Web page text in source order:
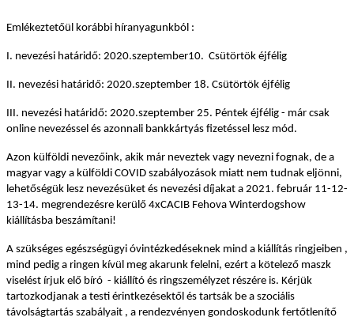
Emlékeztetőül korábbi híranyagunkból :
I. nevezési határidő: 2020.szeptember10. Csütörtök éjfélig
II. nevezési határidő: 2020.szeptember 18. Csütörtök éjfélig
III. nevezési határidő: 2020.szeptember 25. Péntek éjfélig - már csak
online nevezéssel és azonnali bankkártyás fizetéssel lesz mód.
Azon külföldi nevezőink, akik már neveztek vagy nevezni fognak, de a
magyar vagy a külföldi COVID szabályozások miatt nem tudnak eljönni,
lehetőségük lesz nevezésüket és nevezési díjakat a 2021. február 11-12-
13-14. megrendezésre kerülő 4xCACIB Fehova Winterdogshow
kiállításba beszámítani!
A szükséges egészségügyi óvintézkedéseknek mind a kiállítás ringjeiben ,
mind pedig a ringen kívül meg akarunk felelni, ezért a kötelező maszk
viselést írjuk elő bíró - kiállító és ringszemélyzet részére is. Kérjük
tartozkodjanak a testi érintkezésektől és tartsák be a szociális
távolságtartás szabályait , a rendezvényen gondoskodunk fertőtlenítő